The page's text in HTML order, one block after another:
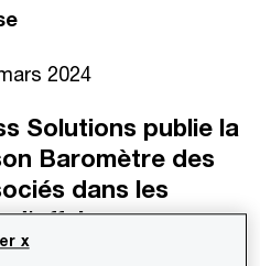
2024
Solutions publie la
Baromètre des
dans les
d'affaires en
x